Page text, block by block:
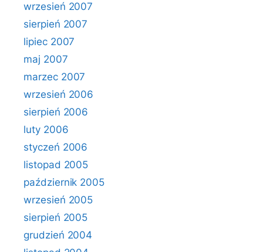
wrzesień 2007
sierpień 2007
lipiec 2007
maj 2007
marzec 2007
wrzesień 2006
sierpień 2006
luty 2006
styczeń 2006
listopad 2005
październik 2005
wrzesień 2005
sierpień 2005
grudzień 2004